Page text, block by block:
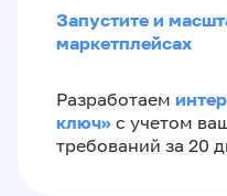
Запустите и
маркетплейсах
Разработаем
ключ»‎ с учетом
требований за 20